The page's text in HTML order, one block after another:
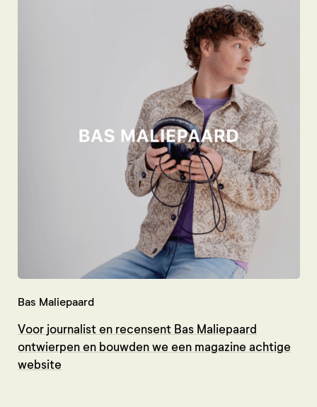
Bas Maliepaard
Voor journalist en recensent Bas Maliepaard
ontwierpen en bouwden we een magazine achtige
website